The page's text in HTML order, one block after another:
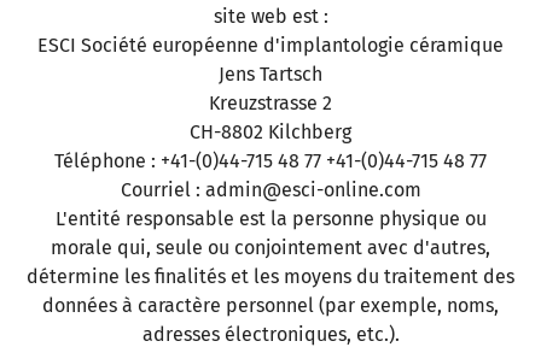
site web est :
ESCI Société européenne d'implantologie céramique
Jens Tartsch
Kreuzstrasse 2
CH-8802 Kilchberg
Téléphone : +41-(0)44-715 48 77 +41-(0)44-715 48 77
Courriel : admin@esci-online.com
L'entité responsable est la personne physique ou
morale qui, seule ou conjointement avec d'autres,
détermine les finalités et les moyens du traitement des
données à caractère personnel (par exemple, noms,
adresses électroniques, etc.).